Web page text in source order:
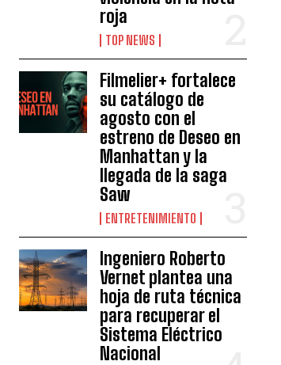
roja
TOP NEWS
Filmelier+ fortalece
su catálogo de
agosto con el
estreno de Deseo en
Manhattan y la
llegada de la saga
Saw
ENTRETENIMIENTO
Ingeniero Roberto
Vernet plantea una
hoja de ruta técnica
para recuperar el
Sistema Eléctrico
Nacional